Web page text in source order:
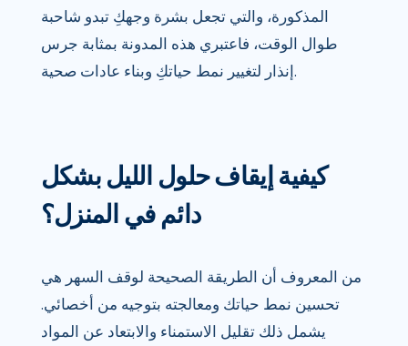
المذكورة، والتي تجعل بشرة وجهكِ تبدو شاحبة
طوال الوقت، فاعتبري هذه المدونة بمثابة جرس
إنذار لتغيير نمط حياتكِ وبناء عادات صحية.
كيفية إيقاف حلول الليل بشكل
دائم في المنزل؟
من المعروف أن الطريقة الصحيحة لوقف السهر هي
تحسين نمط حياتك ومعالجته بتوجيه من أخصائي.
يشمل ذلك تقليل الاستمناء والابتعاد عن المواد